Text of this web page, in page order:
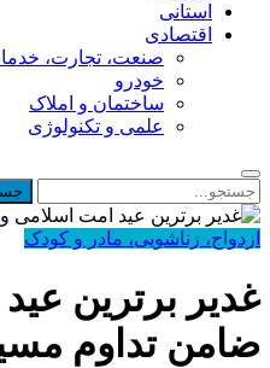
استانی
اقتصادی
صنعت، تجارت،
خودرو
ساختمان و املاک
علمی و تکنولوژی
ازدواج، زناشویی، مادر و کودک
غدیر برترین
ضامن تداوم